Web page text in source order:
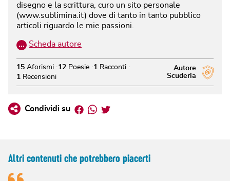
disegno e la scrittura, curo un sito personale
(www.sublimina.it) dove di tanto in tanto pubblico
articoli riguardo le mie passioni.
… Scheda autore
Autore
Scuderia
15 Aforismi 12 Poesie 1
Racconti
1
Recensioni
Condividi su Facebook
Whatsapp
Twitter
Altri contenuti che potrebbero piacerti